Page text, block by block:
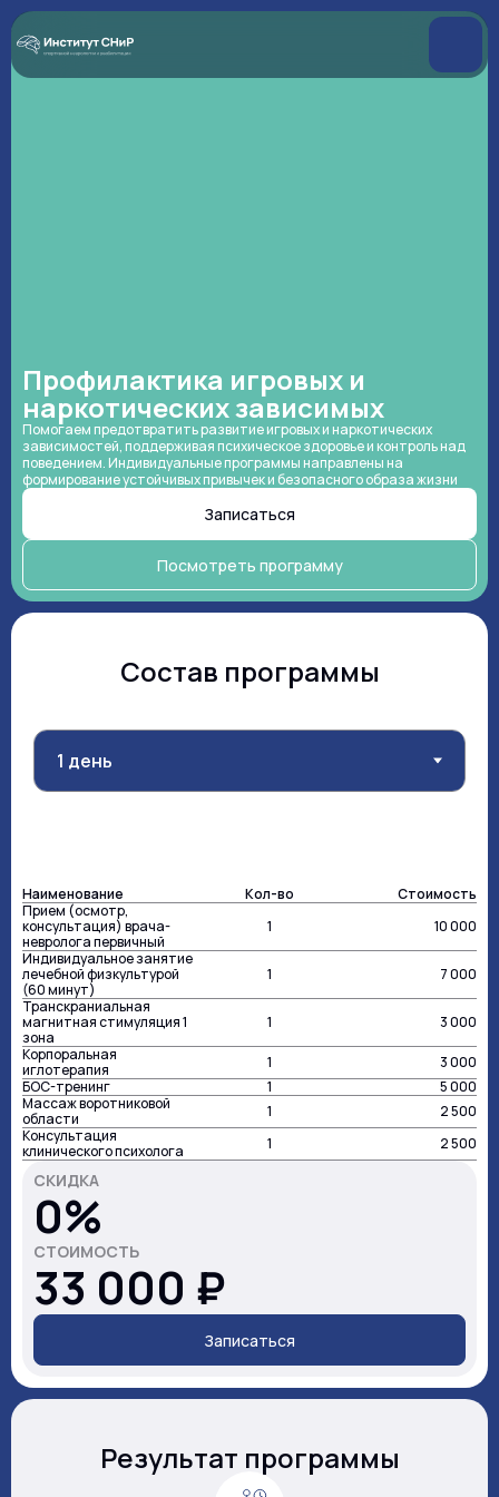
Профилактика игровых и
наркотических зависимых
Помогаем предотвратить развитие игровых и наркотических
зависимостей, поддерживая психическое здоровье и контроль над
поведением. Индивидуальные программы направлены на
формирование устойчивых привычек и безопасного образа жизни
Записаться
Посмотреть программу
Состав программы
Наименование Кол-во
Стоимость
Прием (осмотр,
консультация) врача-
невролога первичный
1
10 000
Индивидуальное занятие
лечебной физкультурой
(60 минут)
1
7 000
Транскраниальная
магнитная стимуляция 1
зона
1
3 000
Корпоральная
иглотерапия
1
3 000
БОС-тренинг
1
5 000
Массаж воротниковой
области
1
2 500
Консультация
клинического психолога
1 2 500
СКИДКА
0%
СТОИМОСТЬ
33 000 ₽
Записаться
Прием (осмотр,
консультация) врача-
1
Результат программы